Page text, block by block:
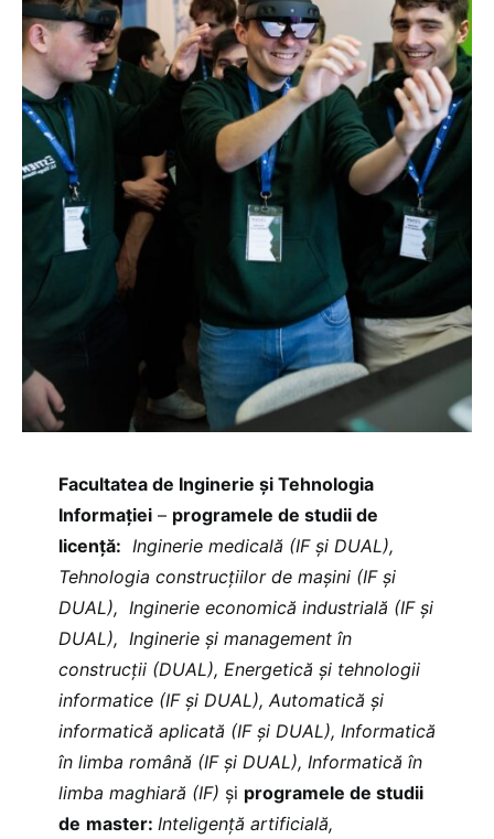
Facultatea de Inginerie și Tehnologia
Informației– programele de studii de
licență: Inginerie medicală (IF și DUAL),
Tehnologia construcțiilor de mașini (IF și
DUAL), Inginerie economică industrială (IF și
DUAL), Inginerie și management în
construcții (DUAL), Energetică și tehnologii
informatice (IF și DUAL), Automatică și
informatică aplicată (IF și DUAL), Informatică
în limba română (IF și DUAL), Informatică în
limba maghiară (IF) și programele de studii
de master: Inteligență artificială,